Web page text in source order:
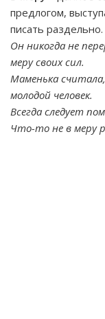
предлогом,
писать раздельно.
Он никогда не
меру своих сил.
Маменька
молодой человек.
Всегда следует
Что-то не в меру